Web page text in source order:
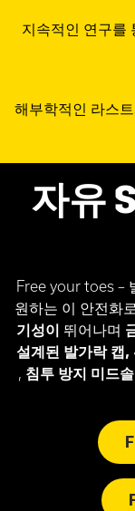
지속적인 연구를
해부학적인 라스
자유
Free your toes –
원하는 이 안전화
기성이 뛰어나며
설계된 발가락 캡,
, 침투 방지 미드